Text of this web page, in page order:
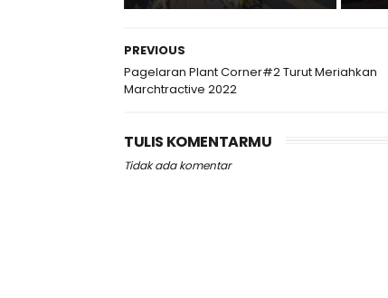
PREVIOUS
Pagelaran Plant Corner#2 Turut Meriahkan
Marchtractive 2022
TULIS KOMENTARMU
Tidak ada komentar